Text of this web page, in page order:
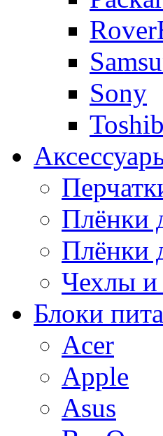
Sony
Плёнки
Плёнки
Чехлы и
Блоки
Acer
Apple
Asus